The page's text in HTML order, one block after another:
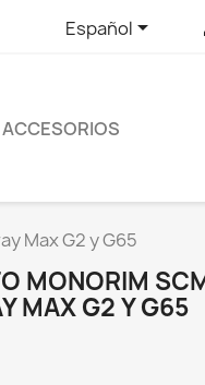
Español
ACCESORIOS
Max G2 y G65
MONORIM
MAX G2 Y G65